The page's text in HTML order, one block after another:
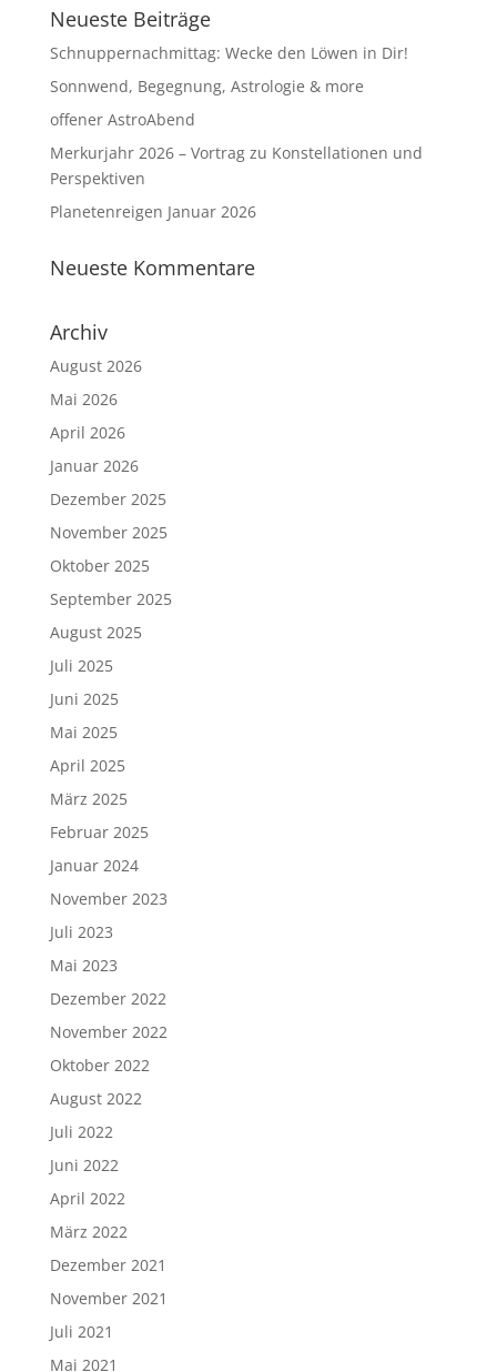
Neueste Beiträge
Schnuppernachmittag: Wecke den Löwen in Dir!
Sonnwend, Begegnung, Astrologie & more
offener AstroAbend
Merkurjahr 2026 – Vortrag zu Konstellationen und
Perspektiven
Planetenreigen Januar 2026
Neueste Kommentare
Archiv
August 2026
Mai 2026
April 2026
Januar 2026
Dezember 2025
November 2025
Oktober 2025
September 2025
August 2025
Juli 2025
Juni 2025
Mai 2025
April 2025
März 2025
Februar 2025
Januar 2024
November 2023
Juli 2023
Mai 2023
Dezember 2022
November 2022
Oktober 2022
August 2022
Juli 2022
Juni 2022
April 2022
März 2022
Dezember 2021
November 2021
Juli 2021
Mai 2021